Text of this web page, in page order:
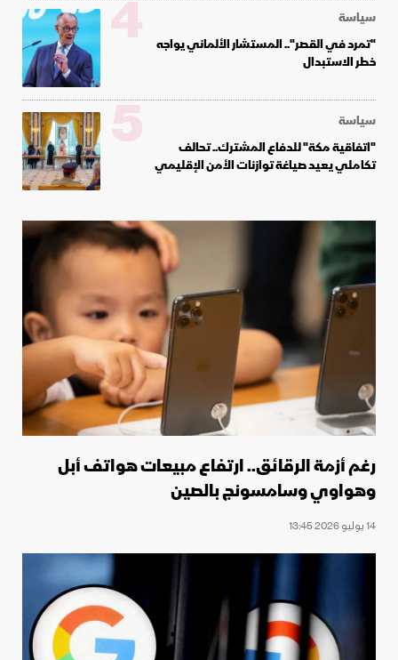
سياسة
"تمرد في القصر".. المستشار الألماني يواجه
خطر الاستبدال
4
سياسة
"اتفاقية مكة" للدفاع المشترك.. تحالف
تكاملي يعيد صياغة توازنات الأمن الإقليمي 5
رغم أزمة الرقائق.. ارتفاع مبيعات هواتف أبل
وهواوي وسامسونج بالصين
14 يوليو 2026 13:45